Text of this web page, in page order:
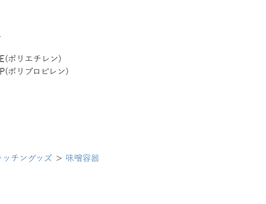
ポリエチレン)
ポリプロピレン)
チングッズ ＞ 味噌容器